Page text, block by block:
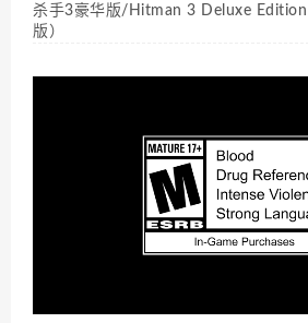
杀手3豪华版/Hitman 3 Deluxe
版）